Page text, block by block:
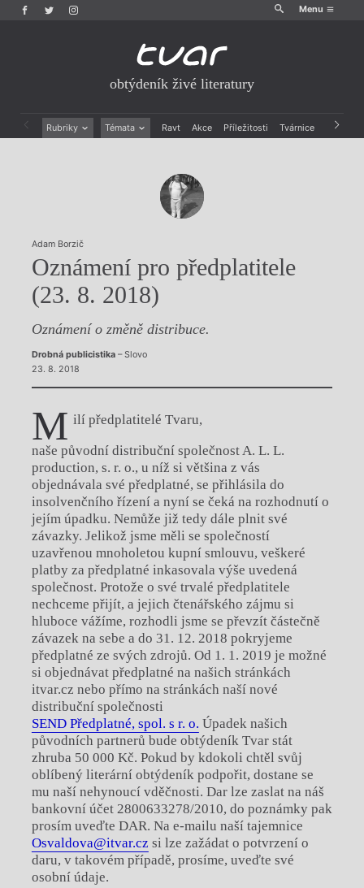
Menu
obtýdeník živé literatury
Rubriky Témata Ravt Akce Příležitosti Tvárnice Archiv
Adam Borzič
Oznámení pro předplatitele
(23. 8. 2018)
Oznámení o změně distribuce.
Drobná publicistika– Slovo
23. 8. 2018
M ilí předplatitelé Tvaru,
naše původní distribuční společnost A. L. L.
production, s. r. o., u níž si většina z vás
objednávala své předplatné, se přihlásila do
insolvenčního řízení a nyní se čeká na rozhodnutí o
jejím úpadku. Nemůže již tedy dále plnit své
závazky. Jelikož jsme měli se společností
uzavřenou mnoholetou kupní smlouvu, veškeré
platby za předplatné inkasovala výše uvedená
společnost. Protože o své trvalé předplatitele
nechceme přijít, a jejich čtenářského zájmu si
hluboce vážíme, rozhodli jsme se převzít částečně
závazek na sebe a do 31. 12. 2018 pokryjeme
předplatné ze svých zdrojů. Od 1. 1. 2019 je možné
si objednávat předplatné na našich stránkách
itvar.cz nebo přímo na stránkách naší nové
distribuční společnosti
SEND Předplatné, spol. s r. o. Úpadek našich
původních partnerů bude obtýdeník Tvar stát
zhruba 50 000 Kč. Pokud by kdokoli chtěl svůj
oblíbený literární obtýdeník podpořit, dostane se
mu naší nehynoucí vděčnosti. Dar lze zaslat na náš
bankovní účet 2800633278/2010, do poznámky pak
prosím uveďte DAR. Na e-mailu naší tajemnice
Osvaldova@itvar.cz si lze zažádat o potvrzení o
daru, v takovém případě, prosíme, uveďte své
osobní údaje.